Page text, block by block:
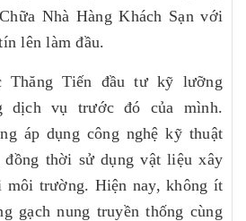
Nhà Hàng Khách Sạn với
lên làm đầu.
Thăng Tiến đầu tư kỹ lưỡng
dịch vụ trước đó của mình.
áp dụng công nghệ kỹ thuật
đồng thời sử dụng vật liệu xây
môi trường. Hiện nay, không ít
gạch nung truyền thống cùng